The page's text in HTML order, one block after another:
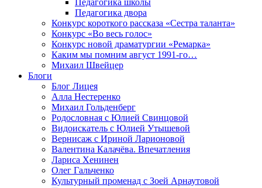
Педагогика школы
Педагогика двора
Конкурс короткого рассказа «Сестра таланта»
Конкурс «Во весь голос»
Конкурс новой драматургии «Ремарка»
Каким мы помним август 1991-го…
Михаил Швейцер
Блоги
Блог Лицея
Алла Нестеренко
Михаил Гольденберг
Родословная с Юлией Свинцовой
Видоискатель с Юлией Утышевой
Вернисаж с Ириной Ларионовой
Валентина Калачёва. Впечатления
Лариса Хенинен
Олег Гальченко
Культурный променад с Зоей Арнаутовой